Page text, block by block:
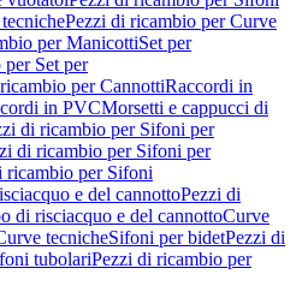
Pezzi di ricambio per Curve
per ManicottiSet per
Set per
per CannottiRaccordi in
in PVCMorsetti e cappucci di
di ricambio per Sifoni per
di ricambio per Sifoni per
ricambio per Sifoni
e del cannottoPezzi di
di risciacquo e del cannottoCurve
tecnicheSifoni per bidetPezzi di
tubolariPezzi di ricambio per